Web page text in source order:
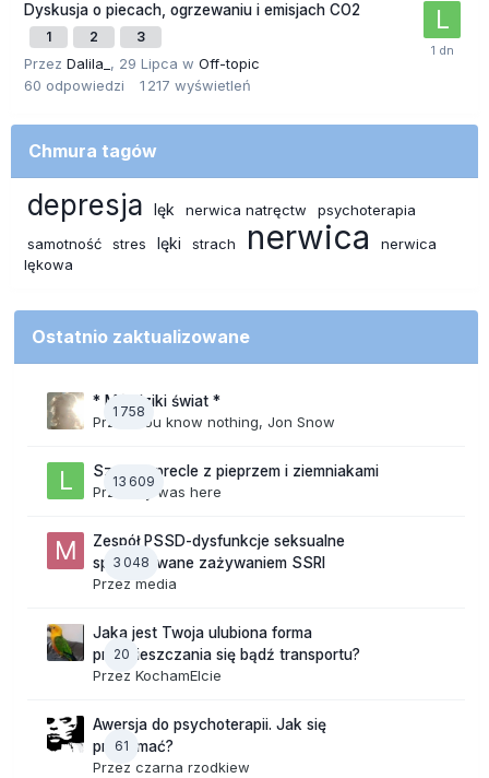
Dyskusja o piecach, ogrzewaniu i emisjach CO2
1 2 3
Przez Dalila_ , 29 Lipca w Off-topic
60 odpowiedzi 1 217 wyświetleń
Chmura tagów
depresja lęk nerwica natręctw
psychoterapia
samotność
stres lęki strach nerwica
nerwica
lękowa
Ostatnio zaktualizowane
1 758
* Mój dziki świat *
PrzezYou know nothing, Jon Snow
13 609
Szalone precle z pieprzem i ziemniakami
Przez lily was here
3 048
Zespół PSSD-dysfunkcje seksualne
spowodowane zażywaniem SSRI
Przez media
20
Jaka jest Twoja ulubiona forma
przemieszczania się bądź transportu?
Przez KochamElcie
61
Awersja do psychoterapii. Jak się
przełamać?
Przez czarna rzodkiew